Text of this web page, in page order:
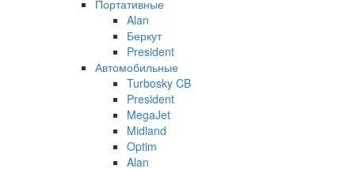
Портативные
Alan
Беркут
President
Автомобильные
Turbosky CB
President
MegaJet
Midland
Optim
Alan